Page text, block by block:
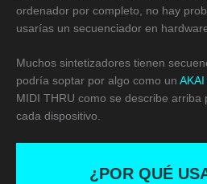
ordenador por completo, no hay
usarías un secuenciador en
Muchos sintetizadores tienen
podría soptar por algo como un
MIDI THRU como se describe
cada dispositivo.
¿POR QUÉ